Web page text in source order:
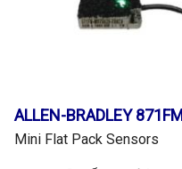
ALLEN-BRADLEY
Mini Flat Pack Sensors